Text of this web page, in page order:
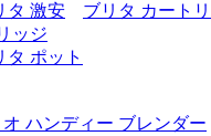
タ 激安
ブリタ カート
ッジ
タ ポット
ハンディー ブレンダー